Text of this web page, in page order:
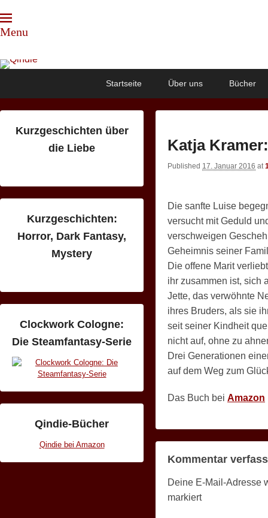
Menu
Qindie
Das Autorenkorrektiv
Startseite Über uns Bücher
Katja
Published 17. Januar 2016 at
Die sanfte Luise
versucht mit Geduld
verschweigen
Geheimnis seiner
Die offene Marit
ihr zusammen ist, sich
Jette, das verwöhnte
ihres Bruders, als sie
seit seiner Kindheit
nicht auf, ohne zu
Drei Generationen
auf dem Weg zum
Das Buch bei Amazon
Kommentar
Deine E-Mail-Adresse
markiert
Kurzgeschichten über
die Liebe
Kurzgeschichten:
Horror, Dark Fantasy,
Mystery
Clockwork Cologne:
Die Steamfantasy-Serie
Qindie-Bücher
Qindie bei Amazon